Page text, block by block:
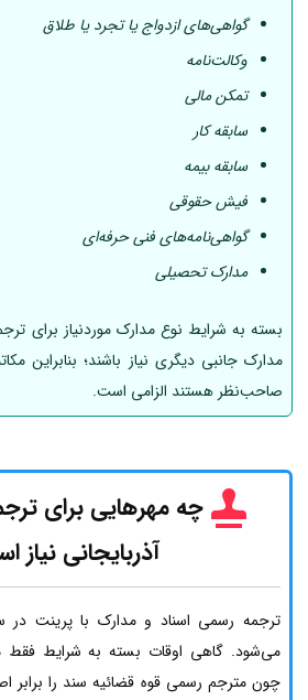
گواهی‌های ازدواج یا تجرد یا طلاق
وکالت‌نامه
تمکن مالی
سابقه کار
سابقه بیمه
فیش حقوقی
گواهی‌نامه‌های فنی حرفه‌ای
مدارک تحصیلی
بسته به شرایط نوع مدارک موردنیاز برای
مدارک جانبی دیگری نیاز باشند؛ بنابراین
صاحب‌نظر هستند الزامی است.
چه مهرهایی برای
آذربایجانی نیاز
ترجمه رسمی اسناد و مدارک با پرینت در
می‌شود. گاهی اوقات بسته به شرایط فقط
چون مترجم رسمی قوه قضائیه سند را برابر